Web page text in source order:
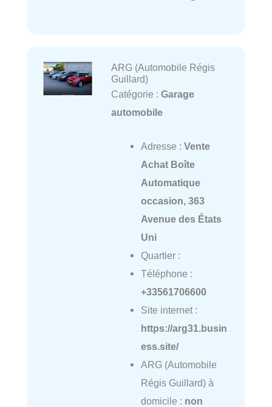
ARG (Automobile Régis
Guillard)
Catégorie : Garage
automobile
Adresse : Vente
Achat Boîte
Automatique
occasion, 363
Avenue des États
Uni
Quartier :
Téléphone :
+33561706600
Site internet :
https://arg31.busin
ess.site/
ARG (Automobile
Régis Guillard) à
domicile : non